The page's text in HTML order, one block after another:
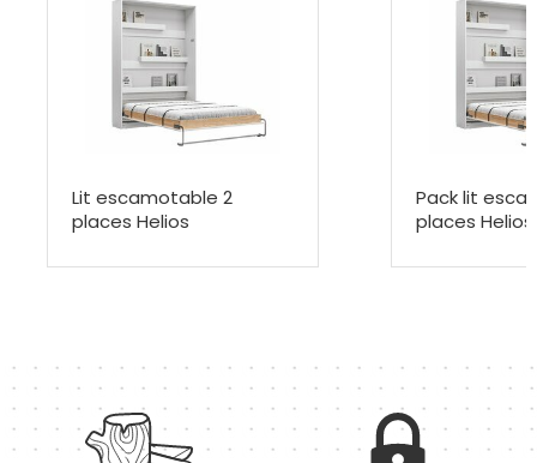
Lit escamotable 2
places Helios
Pack lit
places